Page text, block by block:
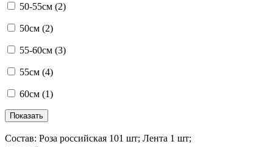
50-55см (2)
50см (2)
55-60см (3)
55см (4)
60см (1)
Показать
Состав: Роза российская 101 шт; Лента 1 шт;